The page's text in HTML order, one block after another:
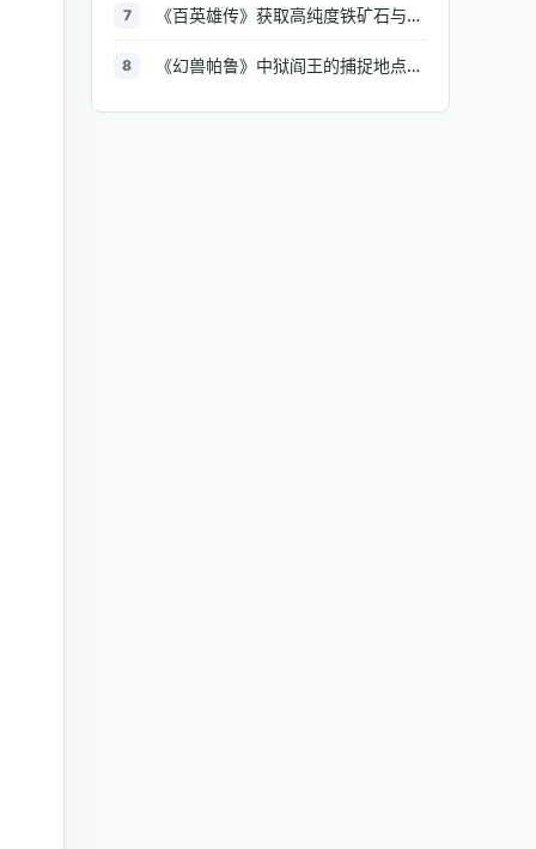
7 《百英雄传》获取高纯度铁矿石与大型铁矿石的地点介绍
8 《幻兽帕鲁》中狱阎王的捕捉地点与策略全解析